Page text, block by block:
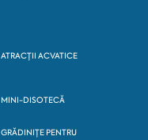
ATRACȚII ACVATICE
MINI-DISOTECĂ
GRĂDINIȚE PENTRU